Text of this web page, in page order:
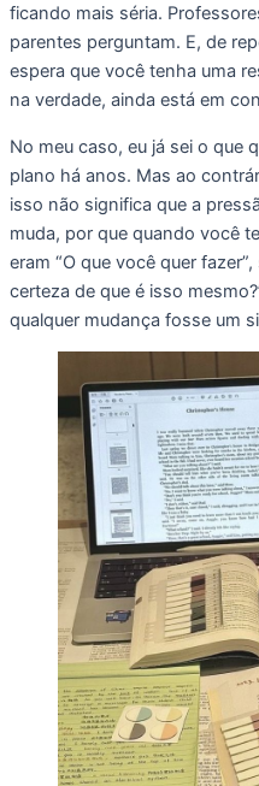
ficando mais séria.
parentes perguntam. E, de
espera que você tenha uma
na verdade, ainda está em
No meu caso, eu já sei o que
plano há anos. Mas ao
isso não significa que a
muda, por que quando você
eram “O que você quer
certeza de que é isso
qualquer mudança fosse um